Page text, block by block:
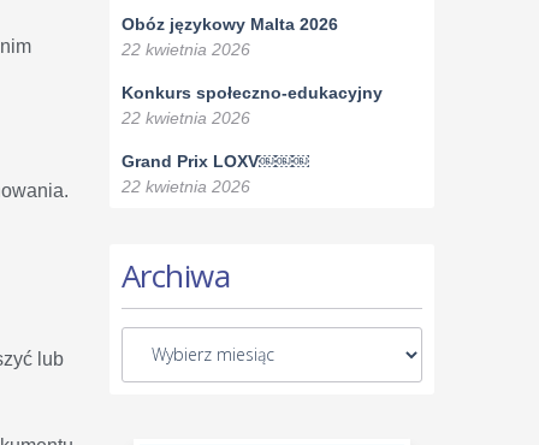
lub
Obóz językowy Malta 2026
22 kwietnia 2026
Konkurs społeczno-edukacyjny
22 kwietnia 2026
Grand Prix LOXV￼￼￼
22 kwietnia 2026
Archiwa